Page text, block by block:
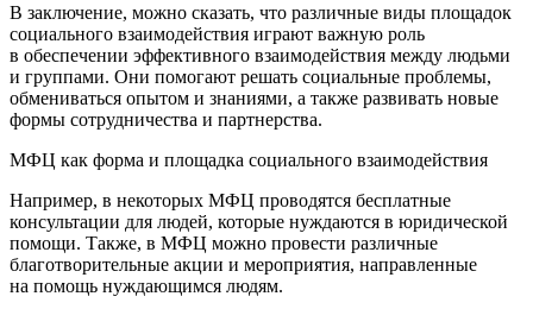
В заключение, можно сказать, что различные виды площадок
социального взаимодействия играют важную роль
в обеспечении эффективного взаимодействия между людьми
и группами. Они помогают решать социальные проблемы,
обмениваться опытом и знаниями, а также развивать новые
формы сотрудничества и партнерства.
МФЦ как форма и площадка социального взаимодействия
Например, в некоторых МФЦ проводятся бесплатные
консультации для людей, которые нуждаются в юридической
помощи. Также, в МФЦ можно провести различные
благотворительные акции и мероприятия, направленные
на помощь нуждающимся людям.